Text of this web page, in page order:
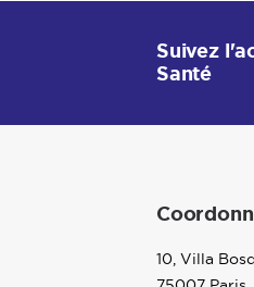
Suivez
Santé
10, Villa